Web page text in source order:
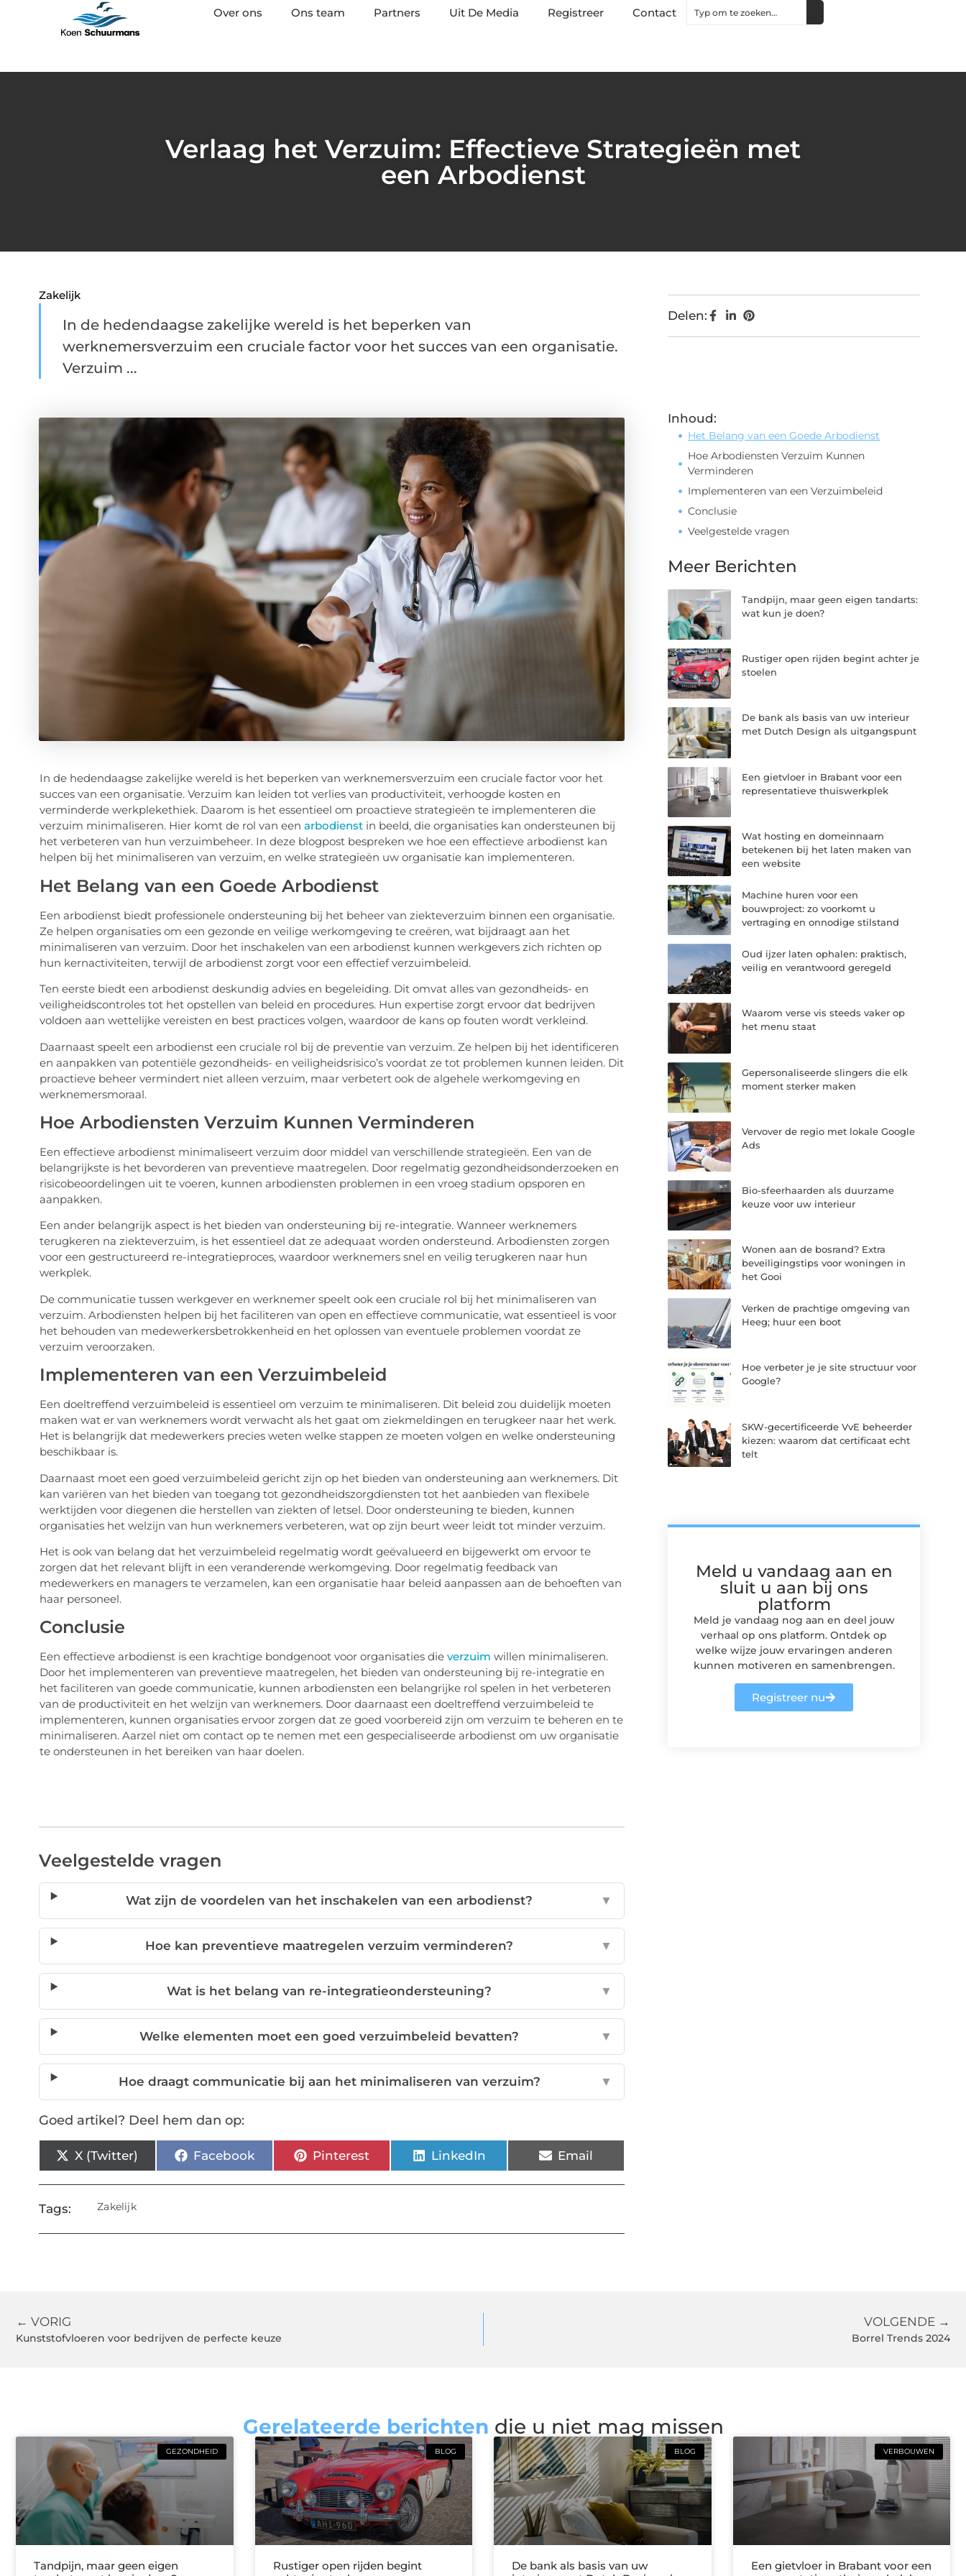
Over ons Ons team Partners Uit De Media Registreer Contact
Verlaag het Verzuim: Effectieve Strategieën met
een Arbodienst
Zakelijk
In de hedendaagse zakelijke wereld is het beperken van
werknemersverzuim een cruciale factor voor het succes van een organisatie.
Verzuim ...
In de hedendaagse zakelijke wereld is het beperken van werknemersverzuim een cruciale factor voor het
succes van een organisatie. Verzuim kan leiden tot verlies van productiviteit, verhoogde kosten en
verminderde werkplekethiek. Daarom is het essentieel om proactieve strategieën te implementeren die
verzuim minimaliseren. Hier komt de rol van een arbodienstin beeld, die organisaties kan ondersteunen bij
het verbeteren van hun verzuimbeheer. In deze blogpost bespreken we hoe een effectieve arbodienst kan
helpen bij het minimaliseren van verzuim, en welke strategieën uw organisatie kan implementeren.
Het Belang van een Goede Arbodienst
Een arbodienst biedt professionele ondersteuning bij het beheer van ziekteverzuim binnen een organisatie.
Ze helpen organisaties om een gezonde en veilige werkomgeving te creëren, wat bijdraagt aan het
minimaliseren van verzuim. Door het inschakelen van een arbodienst kunnen werkgevers zich richten op
hun kernactiviteiten, terwijl de arbodienst zorgt voor een effectief verzuimbeleid.
Ten eerste biedt een arbodienst deskundig advies en begeleiding. Dit omvat alles van gezondheids- en
veiligheidscontroles tot het opstellen van beleid en procedures. Hun expertise zorgt ervoor dat bedrijven
voldoen aan wettelijke vereisten en best practices volgen, waardoor de kans op fouten wordt verkleind.
Daarnaast speelt een arbodienst een cruciale rol bij de preventie van verzuim. Ze helpen bij het identificeren
en aanpakken van potentiële gezondheids- en veiligheidsrisico’s voordat ze tot problemen kunnen leiden. Dit
proactieve beheer vermindert niet alleen verzuim, maar verbetert ook de algehele werkomgeving en
werknemersmoraal.
Hoe Arbodiensten Verzuim Kunnen Verminderen
Een effectieve arbodienst minimaliseert verzuim door middel van verschillende strategieën. Een van de
belangrijkste is het bevorderen van preventieve maatregelen. Door regelmatig gezondheidsonderzoeken en
risicobeoordelingen uit te voeren, kunnen arbodiensten problemen in een vroeg stadium opsporen en
aanpakken.
Een ander belangrijk aspect is het bieden van ondersteuning bij re-integratie. Wanneer werknemers
terugkeren na ziekteverzuim, is het essentieel dat ze adequaat worden ondersteund. Arbodiensten zorgen
voor een gestructureerd re-integratieproces, waardoor werknemers snel en veilig terugkeren naar hun
werkplek.
De communicatie tussen werkgever en werknemer speelt ook een cruciale rol bij het minimaliseren van
verzuim. Arbodiensten helpen bij het faciliteren van open en effectieve communicatie, wat essentieel is voor
het behouden van medewerkersbetrokkenheid en het oplossen van eventuele problemen voordat ze
verzuim veroorzaken.
Implementeren van een Verzuimbeleid
Een doeltreffend verzuimbeleid is essentieel om verzuim te minimaliseren. Dit beleid zou duidelijk moeten
maken wat er van werknemers wordt verwacht als het gaat om ziekmeldingen en terugkeer naar het werk.
Het is belangrijk dat medewerkers precies weten welke stappen ze moeten volgen en welke ondersteuning
beschikbaar is.
Daarnaast moet een goed verzuimbeleid gericht zijn op het bieden van ondersteuning aan werknemers. Dit
kan variëren van het bieden van toegang tot gezondheidszorgdiensten tot het aanbieden van flexibele
werktijden voor diegenen die herstellen van ziekten of letsel. Door ondersteuning te bieden, kunnen
organisaties het welzijn van hun werknemers verbeteren, wat op zijn beurt weer leidt tot minder verzuim.
Het is ook van belang dat het verzuimbeleid regelmatig wordt geëvalueerd en bijgewerkt om ervoor te
zorgen dat het relevant blijft in een veranderende werkomgeving. Door regelmatig feedback van
medewerkers en managers te verzamelen, kan een organisatie haar beleid aanpassen aan de behoeften van
haar personeel.
Conclusie
Een effectieve arbodienst is een krachtige bondgenoot voor organisaties dieverzuim willen minimaliseren.
Door het implementeren van preventieve maatregelen, het bieden van ondersteuning bij re-integratie en
het faciliteren van goede communicatie, kunnen arbodiensten een belangrijke rol spelen in het verbeteren
van de productiviteit en het welzijn van werknemers. Door daarnaast een doeltreffend verzuimbeleid te
implementeren, kunnen organisaties ervoor zorgen dat ze goed voorbereid zijn om verzuim te beheren en te
minimaliseren. Aarzel niet om contact op te nemen met een gespecialiseerde arbodienst om uw organisatie
te ondersteunen in het bereiken van haar doelen.
Veelgestelde vragen
Wat zijn de voordelen van het inschakelen van een arbodienst? ▼
Hoe kan preventieve maatregelen verzuim verminderen? ▼
Wat is het belang van re-integratieondersteuning? ▼
Welke elementen moet een goed verzuimbeleid bevatten? ▼
Hoe draagt communicatie bij aan het minimaliseren van verzuim? ▼
Goed artikel? Deel hem dan op:
X (Twitter) Facebook Pinterest LinkedIn Email
Tags: Zakelijk
Delen:
Inhoud:
Het Belang van een Goede Arbodienst
Hoe Arbodiensten Verzuim Kunnen
Verminderen
Implementeren van een Verzuimbeleid
Conclusie
Veelgestelde vragen
Meer Berichten
Tandpijn, maar geen eigen tandarts:
wat kun je doen?
Rustiger open rijden begint achter je
stoelen
De bank als basis van uw interieur
met Dutch Design als uitgangspunt
Een gietvloer in Brabant voor een
representatieve thuiswerkplek
Wat hosting en domeinnaam
betekenen bij het laten maken van
een website
Machine huren voor een
bouwproject: zo voorkomt u
vertraging en onnodige stilstand
Oud ijzer laten ophalen: praktisch,
veilig en verantwoord geregeld
Waarom verse vis steeds vaker op
het menu staat
Gepersonaliseerde slingers die elk
moment sterker maken
Vervover de regio met lokale Google
Ads
Bio-sfeerhaarden als duurzame
keuze voor uw interieur
Wonen aan de bosrand? Extra
beveiligingstips voor woningen in
het Gooi
Verken de prachtige omgeving van
Heeg; huur een boot
Hoe verbeter je je site structuur voor
Google?
SKW-gecertificeerde VvE beheerder
kiezen: waarom dat certificaat echt
telt
Meld u vandaag aan en
sluit u aan bij ons
platform
Meld je vandaag nog aan en deel jouw
verhaal op ons platform. Ontdek op
welke wijze jouw ervaringen anderen
kunnen motiveren en samenbrengen.
Registreer nu
← VORIG
Kunststofvloeren voor bedrijven de perfecte keuze
VOLGENDE →
Borrel Trends 2024
Gerelateerde berichten die u niet mag missen
GEZONDHEID
Tandpijn, maar geen eigen
BLOG
Rustiger open rijden begint
BLOG
De bank als basis van uw
VERBOUWEN
Een gietvloer in Brabant voor een